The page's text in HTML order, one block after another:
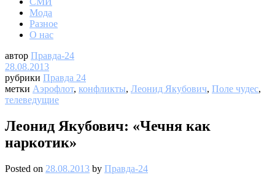
Мода
Разное
О нас
автор Правда-24
28.08.2013
рубрики Правда 24
метки Аэрофлот, конфликты, Леонид Якубович, Поле чудес,
телеведущие
Леонид Якубович: «Чечня как
наркотик»
Posted on 28.08.2013 by Правда-24